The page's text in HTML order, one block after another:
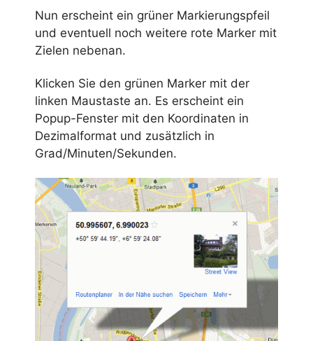
Nun erscheint ein grüner Markierungspfeil
und eventuell noch weitere rote Marker mit
Zielen nebenan.
Klicken Sie den grünen Marker mit der
linken Maustaste an. Es erscheint ein
Popup-Fenster mit den Koordinaten in
Dezimalformat und zusätzlich in
Grad/Minuten/Sekunden.